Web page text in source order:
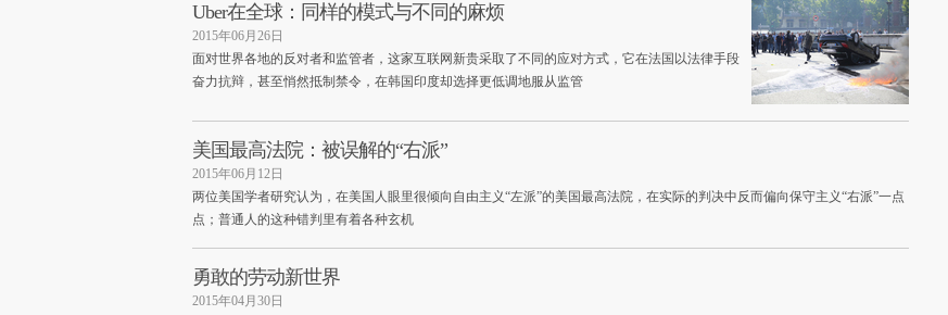
Uber在全球：同样的模式与不同的麻烦
2015年06月26日
面对世界各地的反对者和监管者，这家互联网新贵采取了不同的应对方式，它在法国以法律手段
奋力抗辩，甚至悄然抵制禁令，在韩国印度却选择更低调地服从监管
美国最高法院：被误解的“右派”
2015年06月12日
两位美国学者研究认为，在美国人眼里很倾向自由主义“左派”的美国最高法院，在实际的判决中反而偏向保守主义“右派”一点
点；普通人的这种错判里有着各种玄机
勇敢的劳动新世界
2015年04月30日